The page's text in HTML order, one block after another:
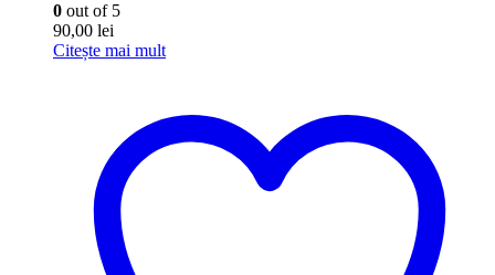
0 out of 5
90,00 lei
Citește mai mult